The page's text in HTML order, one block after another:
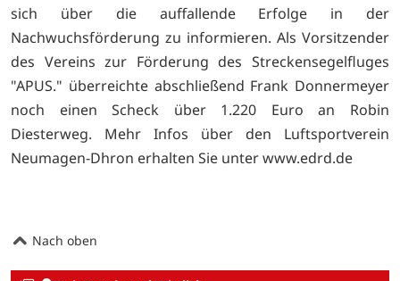
sich über die auffallende Erfolge in der
Nachwuchsförderung zu informieren. Als Vorsitzender
des Vereins zur Förderung des Streckensegelfluges
"APUS." überreichte abschließend Frank Donnermeyer
noch einen Scheck über 1.220 Euro an Robin
Diesterweg. Mehr Infos über den Luftsportverein
Neumagen-Dhron erhalten Sie unterwww.edrd.de
Nach oben